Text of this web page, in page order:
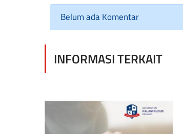
Belum ada Komentar
INFORMASI TERKAIT